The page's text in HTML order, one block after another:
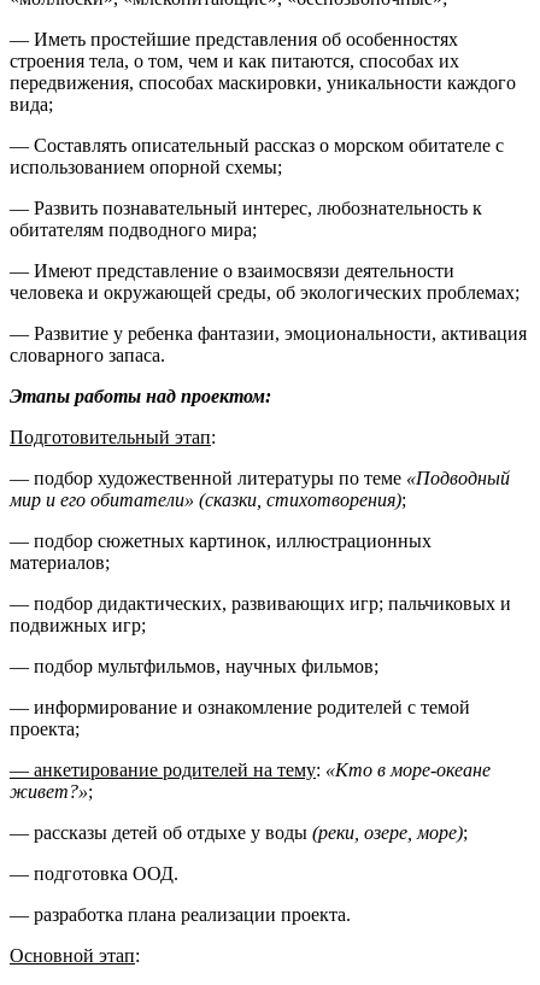
— Иметь простейшие представления об особенностях
строения тела, о том, чем и как питаются, способах их
передвижения, способах маскировки, уникальности каждого
вида;
— Составлять описательный рассказ о морском обитателе с
использованием опорной схемы;
— Развить познавательный интерес, любознательность к
обитателям подводного мира;
— Имеют представление о взаимосвязи деятельности
человека и окружающей среды, об экологических проблемах;
— Развитие у ребенка фантазии, эмоциональности, активация
словарного запаса.
Этапы работы над проектом:
Подготовительный этап:
— подбор художественной литературы по теме «Подводный
мир и его обитатели» (сказки, стихотворения);
— подбор сюжетных картинок, иллюстрационных
материалов;
— подбор дидактических, развивающих игр; пальчиковых и
подвижных игр;
— подбор мультфильмов, научных фильмов;
— информирование и ознакомление родителей с темой
проекта;
— анкетирование родителей на тему: «Кто в море-океане
живет?»;
— рассказы детей об отдыхе у воды (реки, озере, море);
— подготовка ООД.
— разработка плана реализации проекта.
Основной этап: